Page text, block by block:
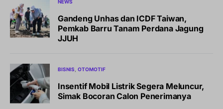
NEWS
Gandeng Unhas dan ICDF Taiwan,
Pemkab Barru Tanam Perdana Jagung
JJUH
BISNIS OTOMOTIF
Insentif Mobil Listrik Segera Meluncur,
Simak Bocoran Calon Penerimanya